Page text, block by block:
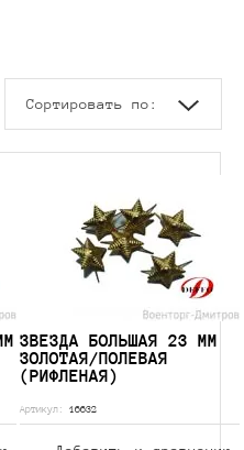
Сортировать по:
ЗВЕЗДА БОЛЬШАЯ 23 ММ
ЗОЛОТАЯ/ПОЛЕВАЯ
(РИФЛЕНАЯ)
Артикул: 16632